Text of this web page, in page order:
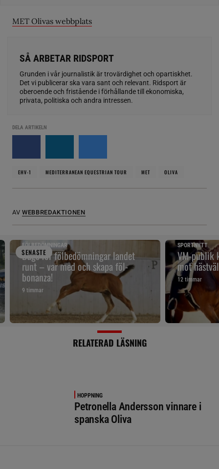
MET Olivas webbplats
SÅ ARBETAR RIDSPORT
Grunden i vår journalistik är trovärdighet och opartiskhet.
Det vi publicerar ska vara sant och relevant. Ridsport är
oberoende och fristående i förhållande till ekonomiska,
privata, politiska och andra intressen.
DELA ARTIKELN
EHV-1 MEDITERRANEAN EQUESTRIAN TOUR MET OLIVA
AV WEBBREDAKTIONEN
SENASTE
FÖLBEDÖMNINGAR
Dags för fölbedömningar landet
runt – var med och skapa föl-
bonanza!
9 timmar
SPORTNYTT
VM-publik
mot
12 timmar
RELATERAD LÄSNING
HOPPNING
Petronella Andersson vinnare i
spanska Oliva